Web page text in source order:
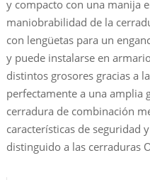
y compacto con una manija
maniobrabilidad de la
con lengüetas para un
y puede instalarse en
distintos grosores gracias a
perfectamente a una amplia
cerradura de combinación
características de seguridad
distinguido a las cerraduras